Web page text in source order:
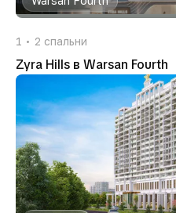
1 2 спальни
Zyra Hills в Warsan Fourth